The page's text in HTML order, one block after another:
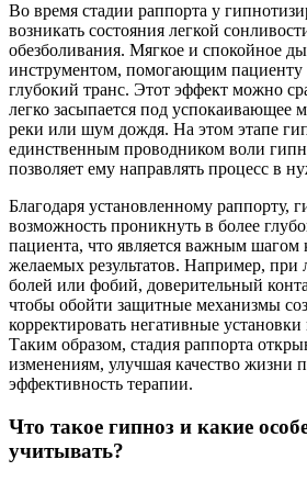
Во время стадии раппорта у
возникать состояния легкой
обезболивания. Мягкое и спокойное
инструментом, помогающим пациенту
глубокий транс. Этот эффект можно
легко засыпается под успокаивающее
реки или шум дождя. На этом этапе
единственным проводником воли
позволяет ему направлять процесс в
Благодаря установленному раппорту,
возможность проникнуть в более
пациента, что является важным
желаемых результатов. Например, при
болей или фобий, доверительный
чтобы обойти защитные механизмы
корректировать негативные
Таким образом, стадия раппорта
изменениям, улучшая качество жизни
эффективность терапии.
Что такое гипноз и какие
учитывать?